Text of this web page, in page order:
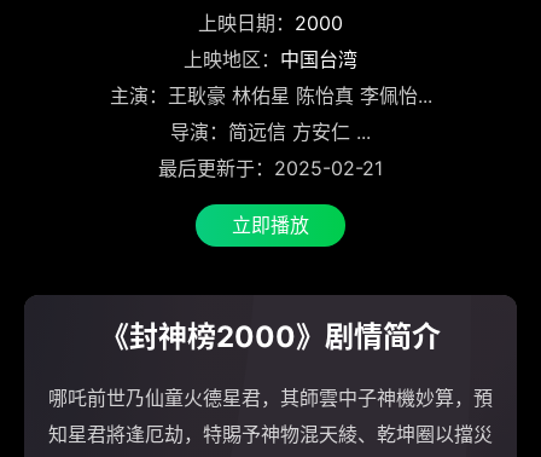
上映日期： 2000
上映地区： 中国台湾
主演：王耿豪 林佑星 陈怡真 李佩怡...
导演：简远信 方安仁 ...
最后更新于：2025-02-21
立即播放
《封神榜2000》剧情简介
哪吒前世乃仙童火德星君，其師雲中子神機妙算，預
知星君將逢厄劫，特賜予神物混天綾、乾坤圈以擋災